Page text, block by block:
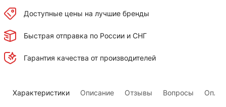
Доступные цены на лучшие бренды
Быстрая отправка по России и СНГ
Гарантия качества от производителей
Характеристики Описание Отзывы Вопросы